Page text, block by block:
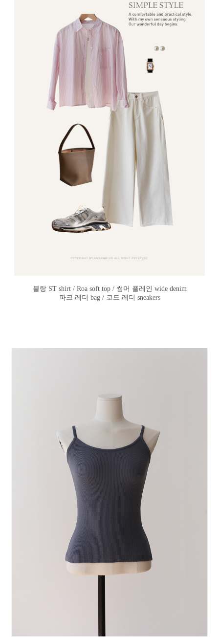
블랑 ST shirt / Roa soft top / 썸머 플레인 wide denim
파크 레더 bag / 코드 레더 sneakers